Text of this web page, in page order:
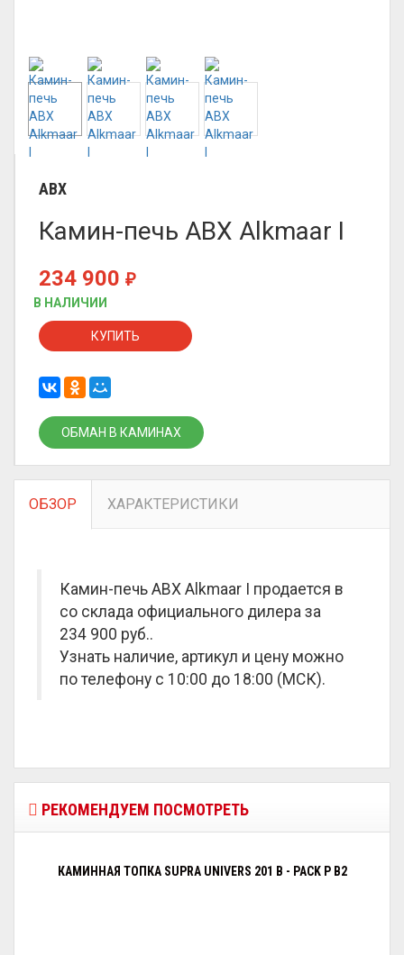
ABX
Камин-печь ABX Alkmaar I
234 900 ₽
В НАЛИЧИИ
КУПИТЬ
ОБМАН В КАМИНАХ
ОБЗОР ХАРАКТЕРИСТИКИ
Камин-печь ABX Alkmaar I продается в
со склада официального дилера за
234 900 руб..
Узнать наличие, артикул и цену можно
по телефону с 10:00 до 18:00 (МСК).
РЕКОМЕНДУЕМ ПОСМОТРЕТЬ
КАМИННАЯ ТОПКА SUPRA UNIVERS 201 B - PACK P B2